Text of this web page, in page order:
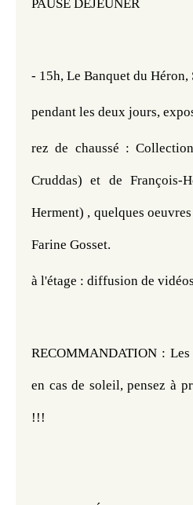
PAUSE DÉJEUNER
- 15h, Le Banquet du Héron,
pendant les deux jours,
rez de chaussé :
Cruddas) et de François-
Herment) , quelques
Farine Gosset.
à l'étage : diffusion de
RECOMMANDATION :
en cas de soleil, pensez à
!!!